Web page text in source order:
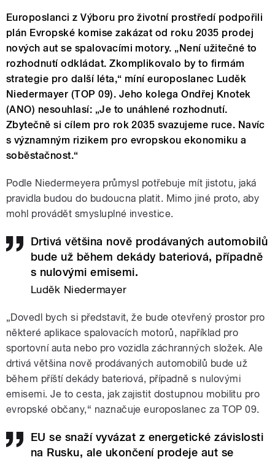
Europoslanci z Výboru pro životní prostředí podpořili
plán Evropské komise zakázat od roku 2035 prodej
nových aut se spalovacími motory. „Není užitečné to
rozhodnutí odkládat. Zkomplikovalo by to firmám
strategie pro další léta,“ míní europoslanec Luděk
Niedermayer (TOP 09). Jeho kolega Ondřej Knotek
(ANO) nesouhlasí: „Je to unáhlené rozhodnutí.
Zbytečně si cílem pro rok 2035 svazujeme ruce. Navíc
s významným rizikem pro evropskou ekonomiku a
soběstačnost.“
Podle Niedermeyera průmysl potřebuje mít jistotu, jaká
pravidla budou do budoucna platit. Mimo jiné proto, aby
mohl provádět smysluplné investice.
Drtivá většina nově prodávaných automobilů
bude už během dekády bateriová, případně
s nulovými emisemi.
Luděk Niedermayer
„Dovedl bych si představit, že bude otevřený prostor pro
některé aplikace spalovacích motorů, například pro
sportovní auta nebo pro vozidla záchranných složek. Ale
drtivá většina nově prodávaných automobilů bude už
během příští dekády bateriová, případně s nulovými
emisemi. Je to cesta, jak zajistit dostupnou mobilitu pro
evropské občany,“ naznačuje europoslanec za TOP 09.
EU se snaží vyvázat z energetické závislosti
na Rusku, ale ukončení prodeje aut se